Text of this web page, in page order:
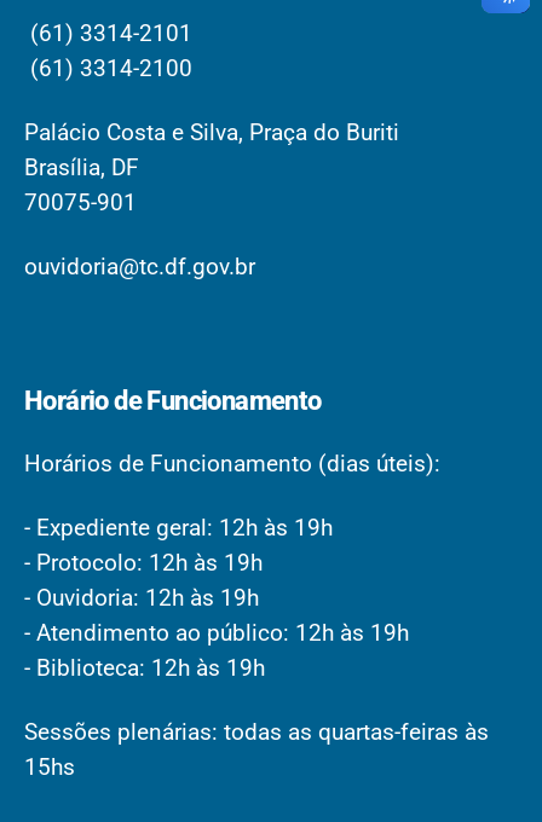
(61) 3314-2101
(61) 3314-2100
Palácio Costa e Silva, Praça do Buriti
Brasília, DF
70075-901
ouvidoria@tc.df.gov.br
Horário de Funcionamento
Horários de Funcionamento (dias úteis):
- Expediente geral: 12h às 19h
- Protocolo: 12h às 19h
- Ouvidoria: 12h às 19h
- Atendimento ao público: 12h às 19h
- Biblioteca: 12h às 19h
Sessões plenárias: todas as quartas-feiras às
15hs